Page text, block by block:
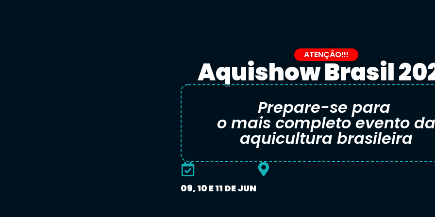
ATENÇÃO!!!
Aquishow Brasil
Prepare-se para
o mais completo evento da
aquicultura brasileira
09, 10 E 11 DE JUN